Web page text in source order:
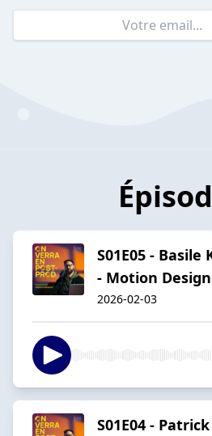
S01E05 -
- Motion
2026-02-03
S01E04 -